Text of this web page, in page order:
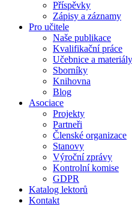
Příspěvky
Zápisy a záznamy
Pro učitele
Naše publikace
Kvalifikační práce
Učebnice a materiály
Sborníky
Knihovna
Blog
Asociace
Projekty
Partneři
Členské organizace
Stanovy
Výroční zprávy
Kontrolní komise
GDPR
Katalog lektorů
Kontakt